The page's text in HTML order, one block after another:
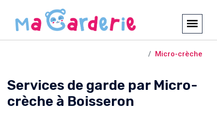
Micro-crèche
Services de garde par Micro-
crèche à Boisseron